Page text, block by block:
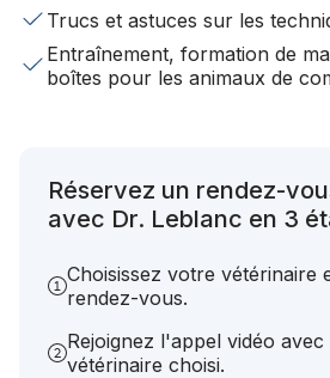
Trucs et astuces sur les
Entraînement, formation de
boîtes pour les animaux de
Réservez un rendez-
avec Dr. Leblanc en 3
Choisissez votre vétérinaire
rendez-vous.
Rejoignez l'appel vidéo
vétérinaire choisi.